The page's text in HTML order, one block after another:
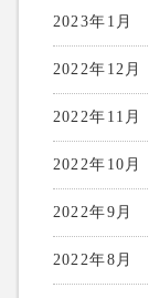
2023年1月
2022年12月
2022年11月
2022年10月
2022年9月
2022年8月